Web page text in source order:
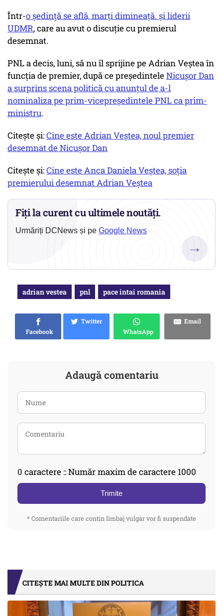
Într-o ședință se află, marți dimineață. și liderii
UDMR, care au avut o discuție cu premierul
desemnat.
PNL a decis, luni, să nu îl sprijine pe Adrian Veștea în
funcția de premier, după ce președinteleNicușor Dan
a surprins scena politică cu anunțul de a-l
nominaliza pe prim-vicepreședintele PNL ca prim-
ministru.
Citește și:Cine este Adrian Veștea, noul premier
desemnat de Nicușor Dan
Citește și:Cine este Anca Daniela Veștea, soția
premierului desemnat Adrian Veștea
Fiți la curent cu ultimele noutăți.
Urmăriți DCNews și pe Google News
→
adrian vestea pnl pace intai romania
Facebook
Twitter
WhatsApp
Email
Adaugă comentariu
0 caractere :: Număr maxim de caractere 1000
Trimite
* Comentariile care contin limbaj vulgar vor fi suspendate
CITEȘTE MAI MULTE DIN POLITICA